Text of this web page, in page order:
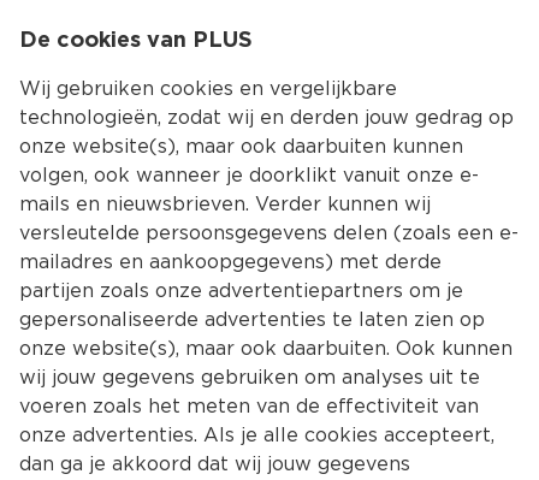
Kies jouw
De cookies van PLUS
Wij gebruiken cookies en vergelijkbare
technologieën, zodat wij en derden jouw gedrag op
onze website(s), maar ook daarbuiten kunnen
volgen, ook wanneer je doorklikt vanuit onze e-
mails en nieuwsbrieven. Verder kunnen wij
versleutelde persoonsgegevens delen (zoals een e-
mailadres en aankoopgegevens) met derde
partijen zoals onze advertentiepartners om je
gepersonaliseerde advertenties te laten zien op
onze website(s), maar ook daarbuiten. Ook kunnen
wij jouw gegevens gebruiken om analyses uit te
voeren zoals het meten van de effectiviteit van
onze advertenties. Als je alle cookies accepteert,
dan ga je akkoord dat wij jouw gegevens